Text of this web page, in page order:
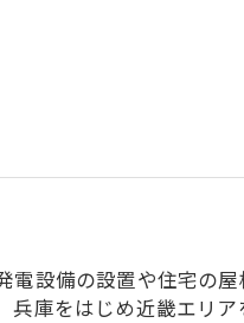
電設備の設置や住宅の
兵庫をはじめ近畿エリア